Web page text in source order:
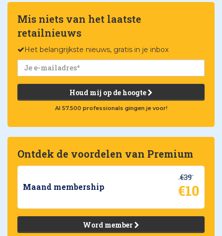
Mis niets van het laatste
retailnieuws
Het belangrijkste nieuws, gratis in je inbox
Houd mij op de hoogte
Al 57.500 professionals gingen je voor!
Ontdek de voordelen van Premium
Maand membership
€39
€10
Word member